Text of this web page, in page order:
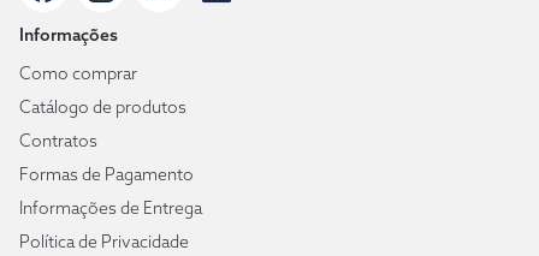
Informações
Como comprar
Catálogo de produtos
Contratos
Formas de Pagamento
Informações de Entrega
Política de Privacidade